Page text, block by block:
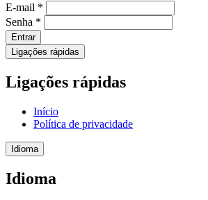
E-mail *
Senha *
Entrar
Ligações rápidas
Ligações rápidas
Início
Política de privacidade
Idioma
Idioma